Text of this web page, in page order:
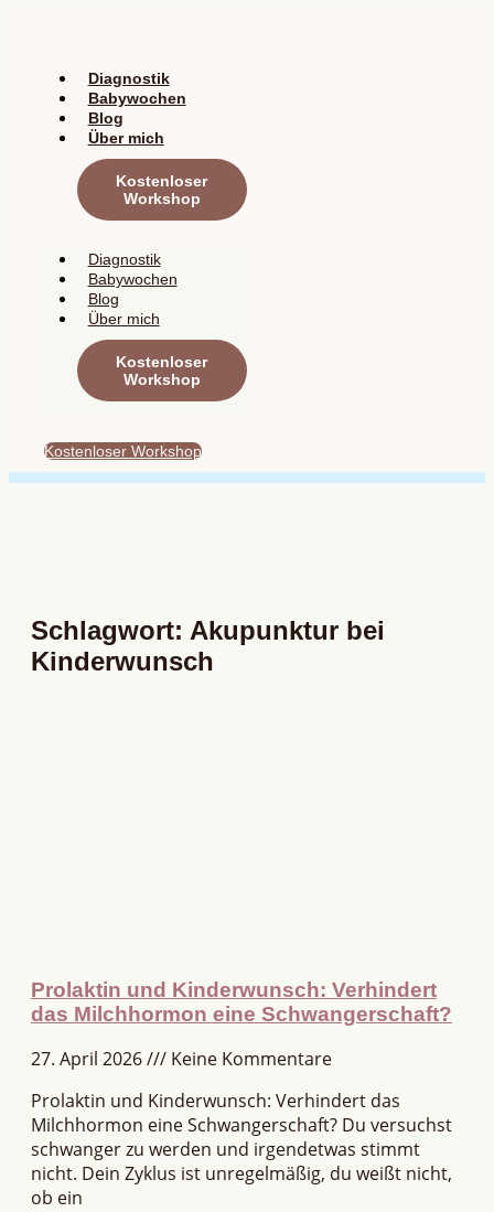
Diagnostik
Babywochen
Blog
Über mich
Kostenloser
Workshop
Diagnostik
Babywochen
Blog
Über mich
Kostenloser
Workshop
Kostenloser Workshop
Schlagwort: Akupunktur bei
Kinderwunsch
Prolaktin und Kinderwunsch: Verhindert
das Milchhormon eine Schwangerschaft?
27. April 2026
Keine Kommentare
Prolaktin und Kinderwunsch: Verhindert das
Milchhormon eine Schwangerschaft? Du versuchst
schwanger zu werden und irgendetwas stimmt
nicht. Dein Zyklus ist unregelmäßig, du weißt nicht,
ob ein